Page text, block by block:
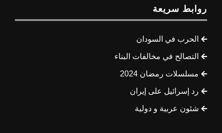
روابط سريعة
الحرب في السودان
التصالح في مخالفات البناء
مسلسلات رمضان 2024
رد إسرائيل على إيران
شئون عربية و دولية